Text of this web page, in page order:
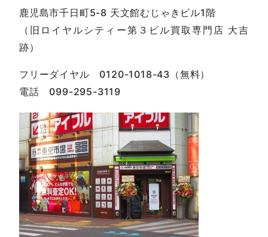
鹿児島市千日町5-8 天文館むじゃきビル1階
（旧ロイヤルシティー第３ビル買取専門店 大吉
跡）
フリーダイヤル 0120-1018-43（無料）
電話 099-295-3119